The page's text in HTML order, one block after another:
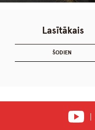
Lasītākais
ŠODIEN